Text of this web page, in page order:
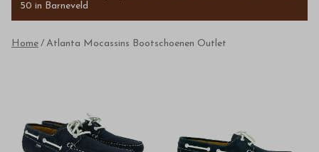
Bootschoenen
Outlet
kinderkleding
50 in Barneveld
Home Atlanta Mocassins Bootschoenen Outlet